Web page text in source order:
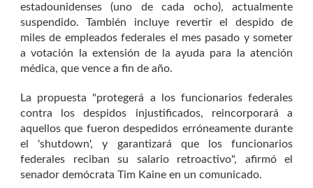
estadounidenses (uno de cada ocho), actualmente
suspendido. También incluye revertir el despido de
miles de empleados federales el mes pasado y someter
a votación la extensión de la ayuda para la atención
médica, que vence a fin de año.
La propuesta "protegerá a los funcionarios federales
contra los despidos injustificados, reincorporará a
aquellos que fueron despedidos erróneamente durante
el 'shutdown', y garantizará que los funcionarios
federales reciban su salario retroactivo", afirmó el
senador demócrata Tim Kaine en un comunicado.